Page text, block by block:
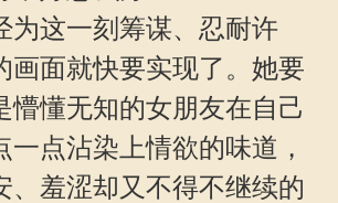
这一刻筹谋、忍耐许
画面就快要实现了。她要
懵懂无知的女朋友在自己
一点沾染上情欲的味道，
、羞涩却又不得不继续的